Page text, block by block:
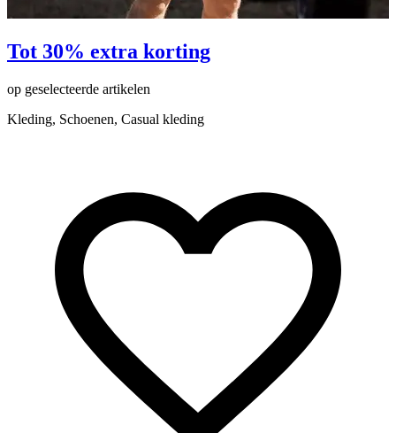
Tot 30% extra korting
op geselecteerde artikelen
Kleding, Schoenen, Casual kleding